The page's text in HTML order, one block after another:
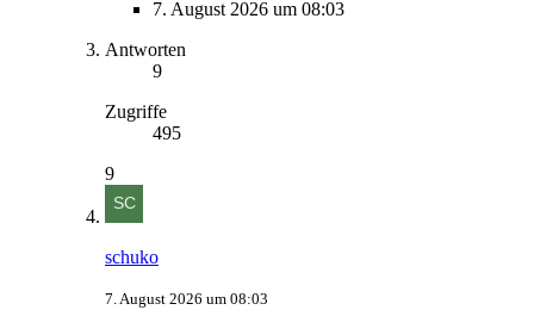
7. August 2026 um 08:03
Antworten
9
Zugriffe
495
9
schuko
7. August 2026 um 08:03